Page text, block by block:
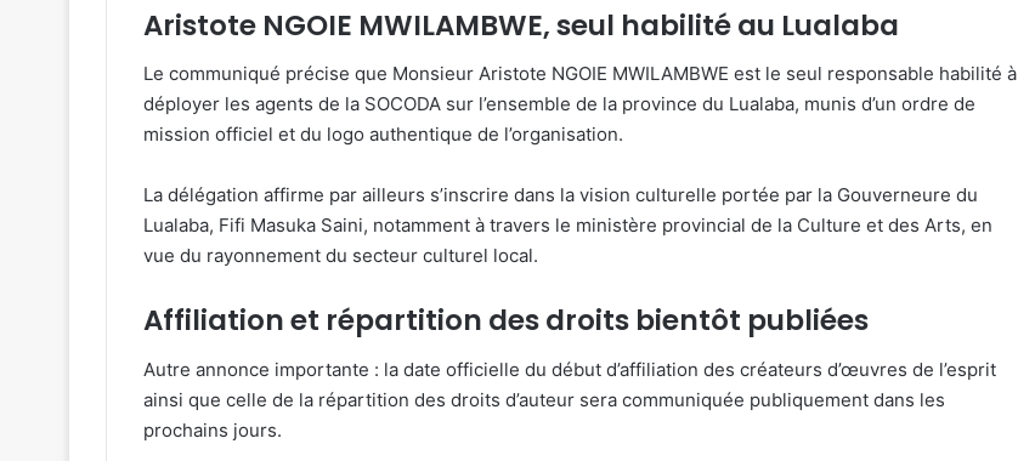
Aristote NGOIE MWILAMBWE, seul habilité au Lualaba
Le communiqué précise que Monsieur Aristote NGOIE MWILAMBWE est le seul responsable habilité à
déployer les agents de la SOCODA sur l’ensemble de la province du Lualaba, munis d’un ordre de
mission officiel et du logo authentique de l’organisation.
La délégation affirme par ailleurs s’inscrire dans la vision culturelle portée par la Gouverneure du
Lualaba, Fifi Masuka Saini, notamment à travers le ministère provincial de la Culture et des Arts, en
vue du rayonnement du secteur culturel local.
Affiliation et répartition des droits bientôt publiées
Autre annonce importante : la date officielle du début d’affiliation des créateurs d’œuvres de l’esprit
ainsi que celle de la répartition des droits d’auteur sera communiquée publiquement dans les
prochains jours.